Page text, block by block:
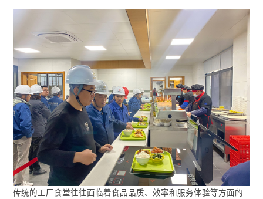
传统的工厂食堂往往面临着食品品质、效率和服务体验等方面的